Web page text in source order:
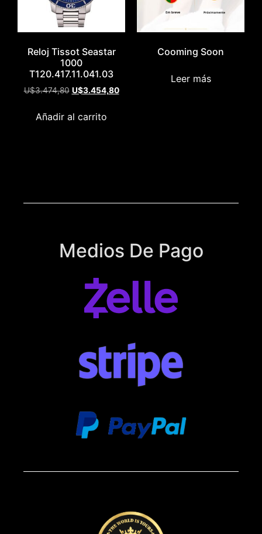
Reloj Tissot Seastar
1000
T120.417.11.041.03
U$3.474,80 U$3.454,80
Añadir al carrito
Cooming Soon
Leer más
Medios De Pago